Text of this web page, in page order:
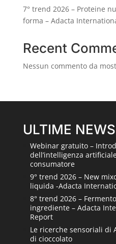
7° trend 2026 – Proteine
forma – Adacta
Recent
Nessun commento da
ULTIME NEWS
Webinar gratuito –
dell’intelligenza
consumatore
9° trend 2026 – New
liquida -Adacta
8° trend 2026 –
ingrediente – Adacta
Report
Le ricerche sensoriali di
di cioccolato